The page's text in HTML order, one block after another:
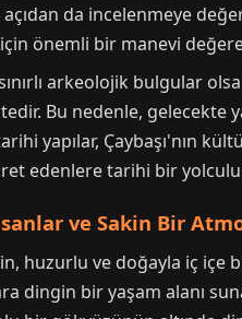
da incelenmeye
önemli bir manevi
arkeolojik bulgular
Bu nedenle, gelecekte
yapılar, Çaybaşı'nın
edenlere tarihi bir
ve Sakin Bir
huzurlu ve doğayla iç
dingin bir yaşam alanı